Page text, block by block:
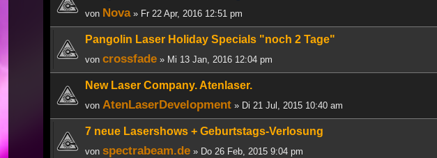
von Nova» Fr 22 Apr, 2016 12:51 pm
Pangolin Laser Holiday Specials "noch 2 Tage"
von crossfade » Mi 13 Jan, 2016 12:04 pm
New Laser Company. Atenlaser.
von AtenLaserDevelopment » Di 21 Jul, 2015 10:40 am
7 neue Lasershows + Geburtstags-Verlosung
von spectrabeam.de » Do 26 Feb, 2015 9:04 pm